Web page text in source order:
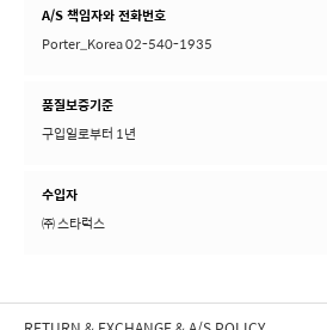
A/S 책임자와 전화번호
Porter_Korea 02-540-1935
품질보증기준
구입일로부터 1년
수입자
㈜ 스타럭스